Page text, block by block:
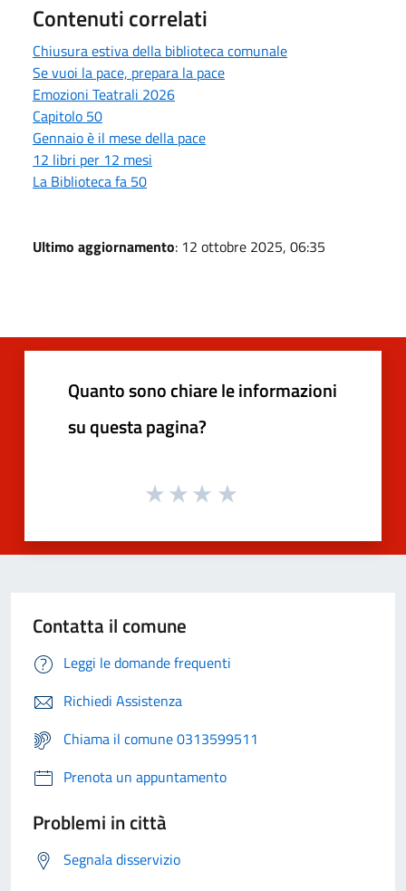
Contenuti correlati
Chiusura estiva della biblioteca comunale
Se vuoi la pace, prepara la pace
Emozioni Teatrali 2026
Capitolo 50
Gennaio è il mese della pace
12 libri per 12 mesi
La Biblioteca fa 50
Ultimo aggiornamento: 12 ottobre 2025, 06:35
Quanto sono chiare le informazioni
su questa pagina?
Contatta il comune
Leggi le domande frequenti
Richiedi Assistenza
Chiama il comune 0313599511
Prenota un appuntamento
Problemi in città
Segnala disservizio